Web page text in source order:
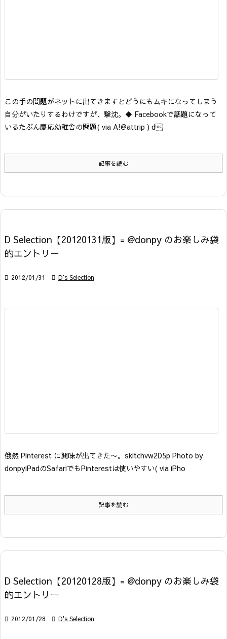
この手の問題がネットに出てきますとどうにもムキになってしまう
自分がいたりするわけですが、撃沈。 ◆ Facebookで話題になって
いるたぶん慶応幼稚舎の問題( via A!@attrip ) d
記事を読む
D Selection【20120131版】= @donpy のお楽しみ袋
的エントリー
 2012/01/31  D's Selection
俄然 Pinterest に興味が出てきた〜。 skitchvw2D5p Photo by
donpyiPadのSafariでもPinterestは使いやすい( via iPho
記事を読む
D Selection【20120128版】= @donpy のお楽しみ袋
的エントリー
 2012/01/28  D's Selection